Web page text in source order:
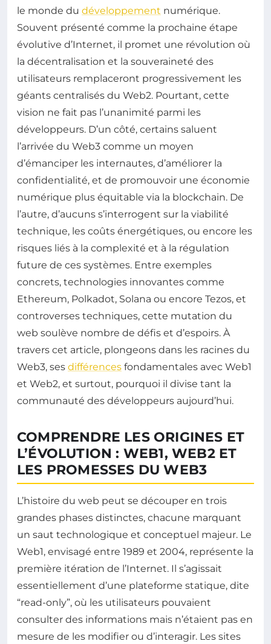
le monde du développement numérique.
Souvent présenté comme la prochaine étape
évolutive d’Internet, il promet une révolution où
la décentralisation et la souveraineté des
utilisateurs remplaceront progressivement les
géants centralisés du Web2. Pourtant, cette
vision ne fait pas l’unanimité parmi les
développeurs. D’un côté, certains saluent
l’arrivée du Web3 comme un moyen
d’émanciper les internautes, d’améliorer la
confidentialité, et de promouvoir une économie
numérique plus équitable via la blockchain. De
l’autre, d’aucuns s’interrogent sur la viabilité
technique, les coûts énergétiques, ou encore les
risques liés à la complexité et à la régulation
future de ces systèmes. Entre exemples
concrets, technologies innovantes comme
Ethereum, Polkadot, Solana ou encore Tezos, et
controverses techniques, cette mutation du
web soulève nombre de défis et d’espoirs. À
travers cet article, plongeons dans les racines du
Web3, ses différences fondamentales avec Web1
et Web2, et surtout, pourquoi il divise tant la
communauté des développeurs aujourd’hui.
COMPRENDRE LES ORIGINES ET
L’ÉVOLUTION : WEB1, WEB2 ET
LES PROMESSES DU WEB3
L’histoire du web peut se découper en trois
grandes phases distinctes, chacune marquant
un saut technologique et conceptuel majeur. Le
Web1, envisagé entre 1989 et 2004, représente la
première itération de l’Internet. Il s’agissait
essentiellement d’une plateforme statique, dite
“read-only”, où les utilisateurs pouvaient
consulter des informations mais n’étaient pas en
mesure de les modifier ou d’interagir. Les sites